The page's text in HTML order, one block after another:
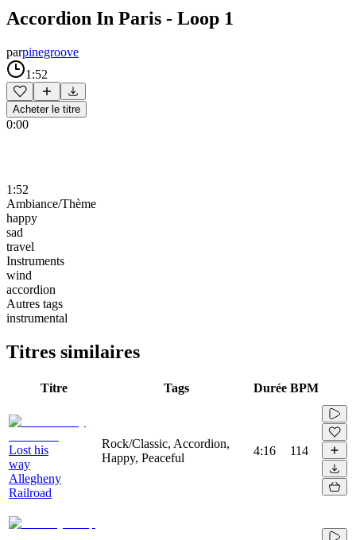
Accordion In Paris - Loop 1
parpinegroove
1:52
Acheter le titre
0:00
1:52
Ambiance/Thème
happy
sad
travel
Instruments
wind
accordion
Autres tags
instrumental
Titres similaires
Titre Tags Durée BPM
Lost his
way
Allegheny
Railroad
Rock/Classic, Accordion,
Happy, Peaceful
4:16 114